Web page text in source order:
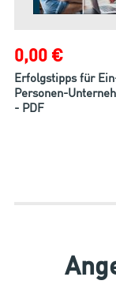
0,00 €
Erfolgstipps für
Personen-
- PDF